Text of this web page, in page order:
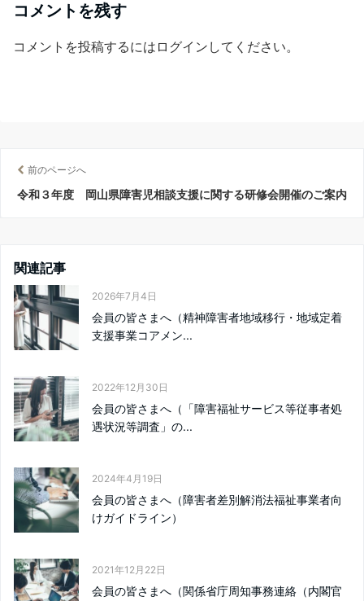
コメントを残す
コメントを投稿するには ログイン してください。
前のページへ
令和３年度 岡山県障害児相談支援に関する研修会開催のご案内
関連記事
2026年7月4日
会員の皆さまへ（精神障害者地域移行・地域定着
支援事業コアメン...
2022年12月30日
会員の皆さまへ（「障害福祉サービス等従事者処
遇状況等調査」の...
2024年4月19日
会員の皆さまへ（障害者差別解消法福祉事業者向
けガイドライン）
2021年12月22日
会員の皆さまへ（関係省庁周知事務連絡（内閣官